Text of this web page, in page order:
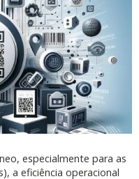
especialmente para as
a eficiência operacional